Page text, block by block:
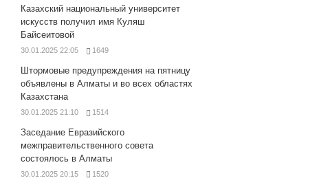
Казахский национальный университет
искусств получил имя Куляш
Байсеитовой
30.01.2025 22:05 1649
Штормовые предупреждения на пятницу
объявлены в Алматы и во всех областях
Казахстана
30.01.2025 21:10 1514
Заседание Евразийского
межправительственного совета
состоялось в Алматы
30.01.2025 20:15 1520